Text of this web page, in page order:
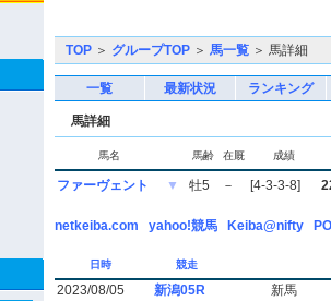
TOP ＞ グループTOP ＞ 馬一覧 ＞ 馬詳細
一覧 最新状況 ランキング
馬詳細
馬名 馬齢 在厩 成績
ファーヴェント ▼ 牡5 － [4-3-3-8]
netkeiba.com yahoo!競馬 Keiba@nifty
日時 競走
2023/08/05 新潟05R
新馬